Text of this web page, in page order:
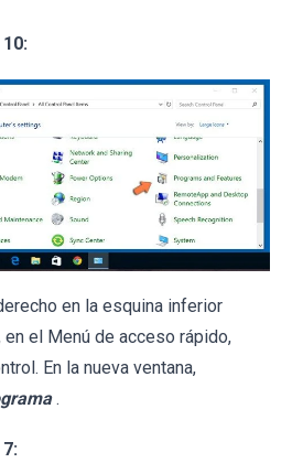
en la esquina inferior
el Menú de acceso rápido,
En la nueva ventana,
.